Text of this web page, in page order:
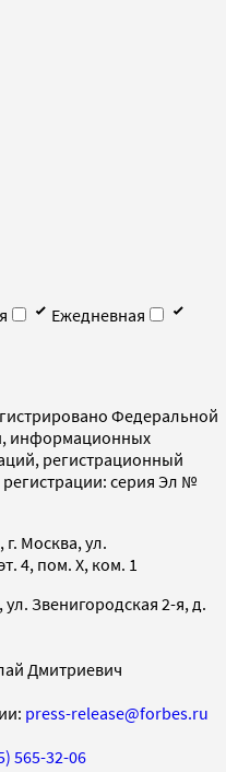
Ежедневная
Федеральной
информационных
регистрационный
серия Эл №
Москва, ул.
4, пом. X, ком. 1
Звенигородская 2-я, д.
Дмитриевич
press-release@forbes.ru
565-32-06